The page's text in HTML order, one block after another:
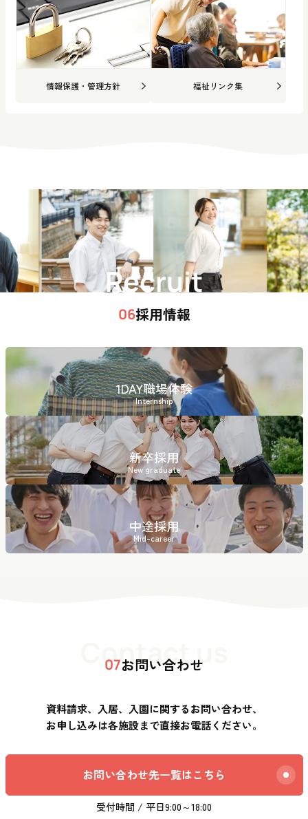
情報保護・管理方針 福祉リンク集
Recruit
06採用情報
1DAY職場体験
Internship
新卒採用
New graduate
中途採用
Mid-career
Contact us
07お問い合わせ
資料請求、入居、入園に関するお問い合わせ、
お申し込みは各施設まで直接お電話ください。
お問い合わせ先一覧はこちら
受付時間 / 平日9:00～18:00